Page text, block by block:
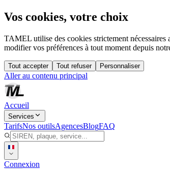
Vos cookies, votre choix
TAMEL utilise des cookies strictement
modifier vos préférences à tout moment depuis
Tout accepter Tout refuser Personnaliser
Aller au contenu principal
Accueil
Services
TarifsNos outilsAgencesBlogFAQ
Connexion